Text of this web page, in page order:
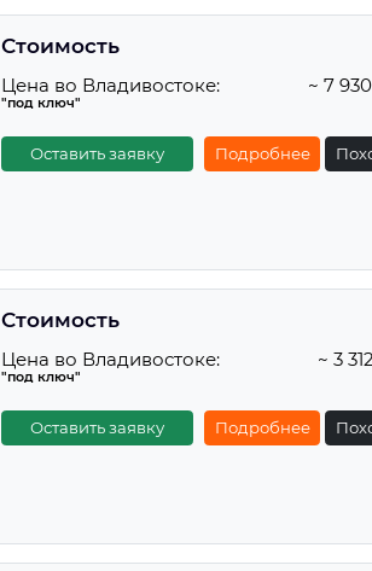
Стоимость
Цена во Владивостоке:
"под ключ"
~ 7
Оставить заявку Подробнее
Стоимость
Цена во Владивостоке:
"под ключ"
~ 3
Оставить заявку Подробнее